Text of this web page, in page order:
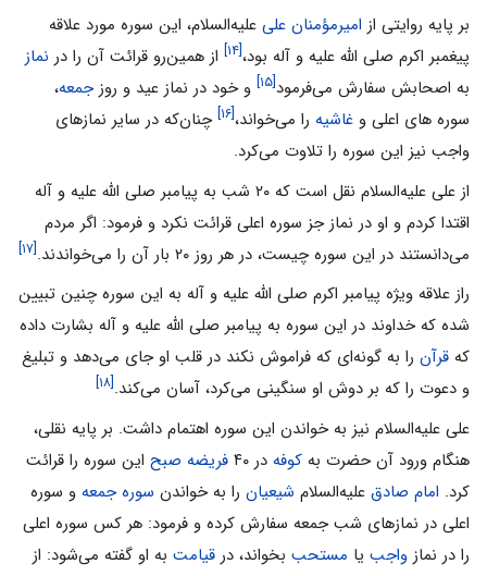
بر پایه روایتى از امیرمؤمنان على علیه‌السلام، این سوره مورد علاقه
پیغمبر اکرم صلى الله علیه و آله بود،[۱۴] از همین‌رو قرائت آن را در نماز
به اصحابش سفارش مى‌فرمود[۱۵] و خود در نماز عید و روزجمعه،
سوره های اعلى و غاشیه را مى‌خواند،[۱۶]
چنان‌که در سایر نمازهاى
واجب نیز این سوره را تلاوت مى‌کرد.
از على علیه‌السلام نقل است که ۲۰ شب به پیامبر صلى الله علیه و آله
اقتدا کردم و او در نماز جز سوره اعلى قرائت نکرد و فرمود: اگر مردم
مى‌دانستند در این سوره چیست، در هر روز ۲۰ بار آن را مى‌خواندند.
[۱۷]
راز علاقه ویژه پیامبر اکرم صلى الله علیه و آله به این سوره چنین تبیین
شده که خداوند در این سوره به پیامبر صلى الله علیه و آله بشارت داده
که قرآن را به ‌گونه‌اى که فراموش نکند در قلب او جاى مى‌دهد و تبلیغ
و دعوت را که بر دوش او سنگینى مى‌کرد، آسان مى‌کند.[۱۸]
على علیه‌السلام نیز به خواندن این سوره اهتمام داشت. بر پایه نقلى،
هنگام ورود آن حضرت به کوفه در ۴۰ فریضه صبح این سوره را قرائت
کرد. امام صادق علیه‌السلام شیعیان را به خواندن سوره جمعه و سوره
اعلى در نمازهاى شب جمعه سفارش کرده و فرمود: هر کس سوره اعلى
را در نماز واجب یا مستحب بخواند، در قیامت به او گفته مى‌شود: از